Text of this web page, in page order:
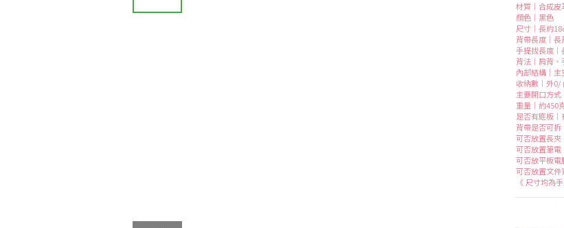
材質｜合成皮
顏色｜黑色
尺寸｜長約
背帶長度｜
手提拔長度
背法｜肩背、
內部結構｜主
收納數｜外0/
主要開口方式
重量｜約450
是否有底板｜
背帶是否可拆
可否放置長夾
可否放置筆電
可否放平板電
可否放置文件
《 尺寸均為